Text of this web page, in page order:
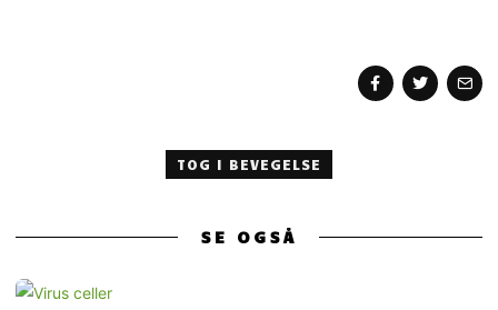
TOG I BEVEGELSE
SE OGSÅ